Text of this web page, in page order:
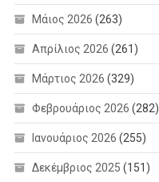
Μάιος 2026 (263)
Απρίλιος 2026 (261)
Μάρτιος 2026 (329)
Φεβρουάριος 2026 (282)
Ιανουάριος 2026 (255)
Δεκέμβριος 2025 (151)